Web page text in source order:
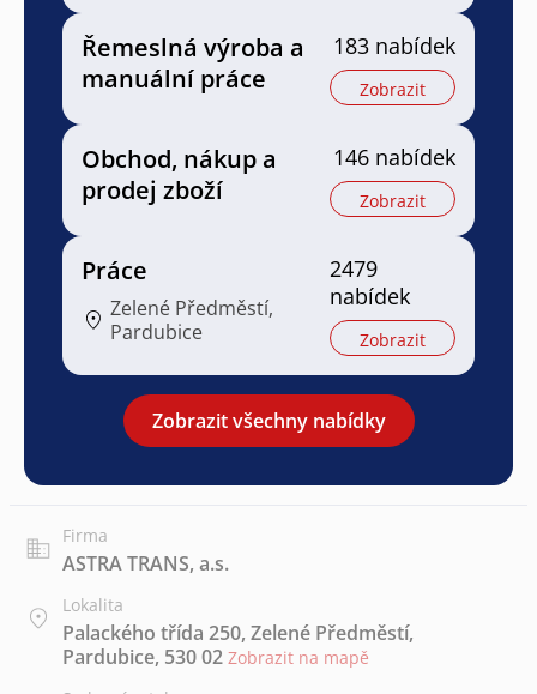
Řemeslná výroba a
manuální práce
183 nabídek
Zobrazit
Obchod, nákup a
prodej zboží
146 nabídek
Zobrazit
Práce
Zelené Předměstí,
Pardubice
2479
nabídek
Zobrazit
Zobrazit všechny nabídky
Firma
ASTRA TRANS, a.s.
Lokalita
Palackého třída 250, Zelené Předměstí,
Pardubice, 530 02 Zobrazit na mapě